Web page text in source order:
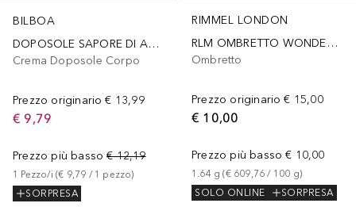
BILBOA
DOPOSOLE SAPORE DI ALOE
Crema Doposole Corpo
Prezzo originario € 13,99
€ 9,79
Prezzo più basso € 12,19
1 Pezzo/i (€ 9,79 / 1 pezzo)
SORPRESA
RIMMEL LONDON
RLM OMBRETTO WONDER'LAST 004
Ombretto
Prezzo originario € 15,00
€ 10,00
Prezzo più basso € 10,00
1.64 g (€ 609,76 / 100 g)
SOLO ONLINE
SORPRESA
+1